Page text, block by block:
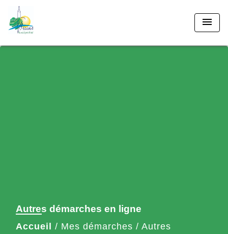
menu
Autres démarches en ligne
Accueil / Mes démarches / Autres